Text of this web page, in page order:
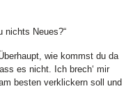
nichts Neues?“
wie kommst du da
es nicht. Ich brech‘ mir
besten verklickern soll und